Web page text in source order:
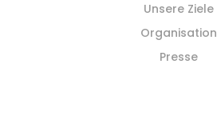
Unsere Ziele
Organisation
Presse